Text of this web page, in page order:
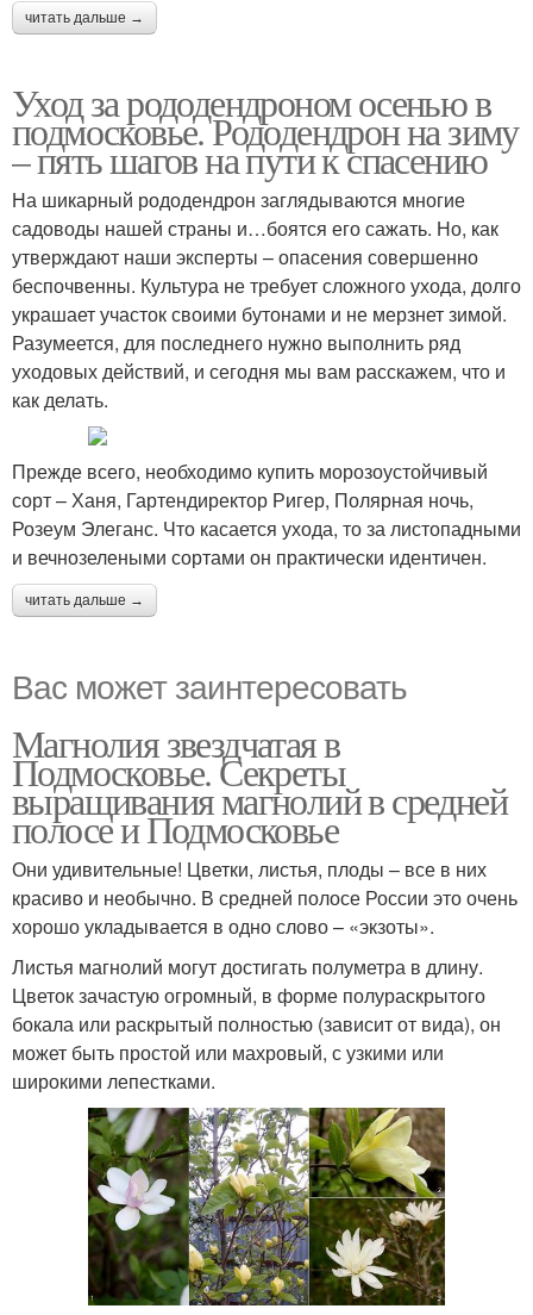
читать дальше →
Уход за рододендроном осенью в
подмосковье. Рододендрон на зиму
– пять шагов на пути к спасению
На шикарный рододендрон заглядываются многие
садоводы нашей страны и…боятся его сажать. Но, как
утверждают наши эксперты – опасения совершенно
беспочвенны. Культура не требует сложного ухода, долго
украшает участок своими бутонами и не мерзнет зимой.
Разумеется, для последнего нужно выполнить ряд
уходовых действий, и сегодня мы вам расскажем, что и
как делать.
Прежде всего, необходимо купить морозоустойчивый
сорт – Ханя, Гартендиректор Ригер, Полярная ночь,
Розеум Элеганс. Что касается ухода, то за листопадными
и вечнозелеными сортами он практически идентичен.
читать дальше →
Вас может заинтересовать
Магнолия звездчатая в
Подмосковье. Секреты
выращивания магнолий в средней
полосе и Подмосковье
Они удивительные! Цветки, листья, плоды – все в них
красиво и необычно. В средней полосе России это очень
хорошо укладывается в одно слово – «экзоты».
Листья магнолий могут достигать полуметра в длину.
Цветок зачастую огромный, в форме полураскрытого
бокала или раскрытый полностью (зависит от вида), он
может быть простой или махровый, с узкими или
широкими лепестками.